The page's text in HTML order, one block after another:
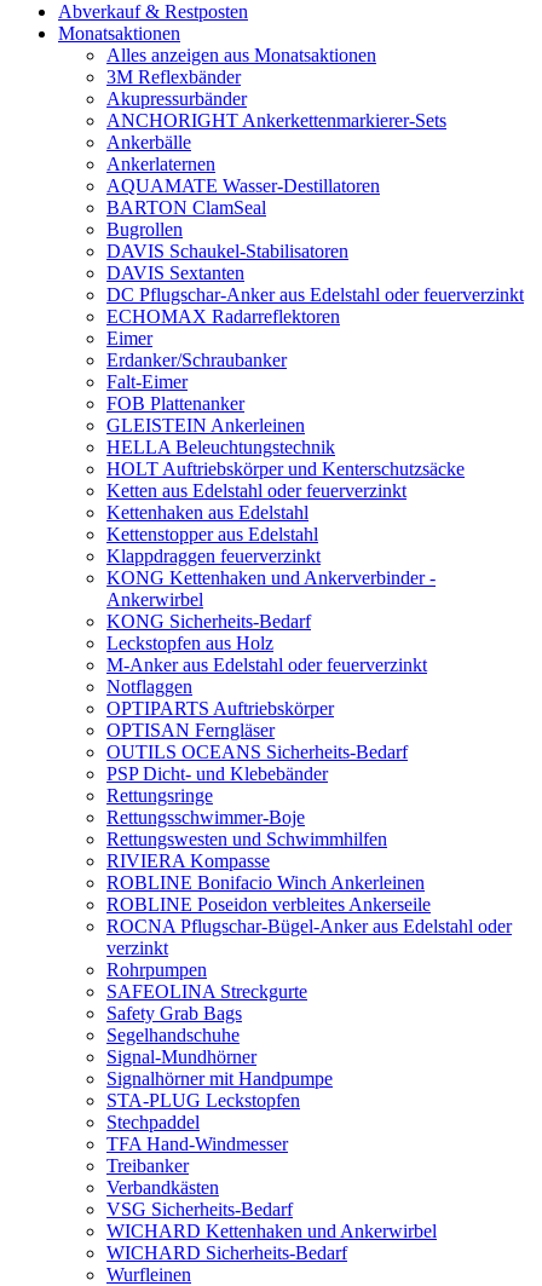
Abverkauf & Restposten
Monatsaktionen
Alles anzeigen aus Monatsaktionen
3M Reflexbänder
Akupressurbänder
ANCHORIGHT Ankerkettenmarkierer-Sets
Ankerbälle
Ankerlaternen
AQUAMATE Wasser-Destillatoren
BARTON ClamSeal
Bugrollen
DAVIS Schaukel-Stabilisatoren
DAVIS Sextanten
DC Pflugschar-Anker aus Edelstahl oder feuerverzinkt
ECHOMAX Radarreflektoren
Eimer
Erdanker/Schraubanker
Falt-Eimer
FOB Plattenanker
GLEISTEIN Ankerleinen
HELLA Beleuchtungstechnik
HOLT Auftriebskörper und Kenterschutzsäcke
Ketten aus Edelstahl oder feuerverzinkt
Kettenhaken aus Edelstahl
Kettenstopper aus Edelstahl
Klappdraggen feuerverzinkt
KONG Kettenhaken und Ankerverbinder -
Ankerwirbel
KONG Sicherheits-Bedarf
Leckstopfen aus Holz
M-Anker aus Edelstahl oder feuerverzinkt
Notflaggen
OPTIPARTS Auftriebskörper
OPTISAN Ferngläser
OUTILS OCEANS Sicherheits-Bedarf
PSP Dicht- und Klebebänder
Rettungsringe
Rettungsschwimmer-Boje
Rettungswesten und Schwimmhilfen
RIVIERA Kompasse
ROBLINE Bonifacio Winch Ankerleinen
ROBLINE Poseidon verbleites Ankerseile
ROCNA Pflugschar-Bügel-Anker aus Edelstahl oder
verzinkt
Rohrpumpen
SAFEOLINA Streckgurte
Safety Grab Bags
Segelhandschuhe
Signal-Mundhörner
Signalhörner mit Handpumpe
STA-PLUG Leckstopfen
Stechpaddel
TFA Hand-Windmesser
Treibanker
Verbandkästen
VSG Sicherheits-Bedarf
WICHARD Kettenhaken und Ankerwirbel
WICHARD Sicherheits-Bedarf
Wurfleinen